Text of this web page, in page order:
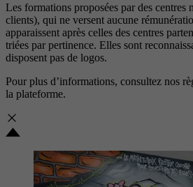
Les formations proposées par des centres
clients), qui ne versent aucune
apparaissent après celles des centres
triées par pertinence. Elles sont
disposent pas de logos.
Pour plus d’informations, consultez nos
la plateforme.